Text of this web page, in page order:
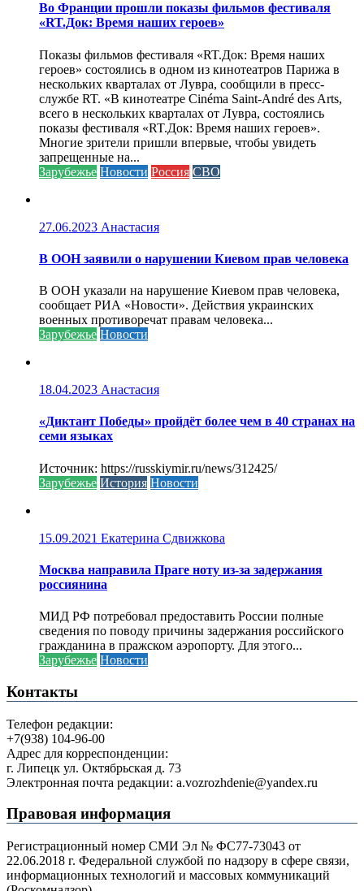
Во Франции прошли показы фильмов фестиваля
«RT.Док: Время наших героев»
Показы фильмов фестиваля «RT.Док: Время наших
героев» состоялись в одном из кинотеатров Парижа в
нескольких кварталах от Лувра, сообщили в пресс-
службе RT. «В кинотеатре Cinéma Saint-André des Arts,
всего в нескольких кварталах от Лувра, состоялись
показы фестиваля «RT.Док: Время наших героев».
Многие зрители пришли впервые, чтобы увидеть
запрещенные на...
Зарубежье Новости Россия СВО
27.06.2023 Анастасия
В ООН заявили о нарушении Киевом прав человека
В ООН указали на нарушение Киевом прав человека,
сообщает РИА «Новости». Действия украинских
военных противоречат правам человека...
Зарубежье Новости
18.04.2023 Анастасия
«Диктант Победы» пройдёт более чем в 40 странах на
семи языках
Источник: https://russkiymir.ru/news/312425/
Зарубежье История Новости
15.09.2021 Екатерина Сдвижкова
Москва направила Праге ноту из-за задержания
россиянина
МИД РФ потребовал предоставить России полные
сведения по поводу причины задержания российского
гражданина в пражском аэропорту. Для этого...
Зарубежье Новости
Контакты
Телефон редакции:
+7(938) 104-96-00
Адрес для корреспонденции:
г. Липецк ул. Октябрьская д. 73
Электронная почта редакции: a.vozrozhdenie@yandex.ru
Правовая информация
Регистрационный номер СМИ Эл № ФС77-73043 от
22.06.2018 г. Федеральной службой по надзору в сфере связи,
информационных технологий и массовых коммуникаций